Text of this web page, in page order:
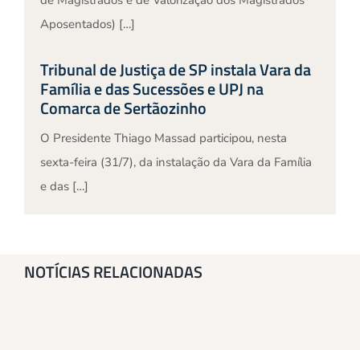
Aposentados) […]
Tribunal de Justiça de SP instala Vara da
Família e das Sucessões e UPJ na
Comarca de Sertãozinho
O Presidente Thiago Massad participou, nesta
sexta-feira (31/7), da instalação da Vara da Família
e das […]
NOTÍCIAS RELACIONADAS